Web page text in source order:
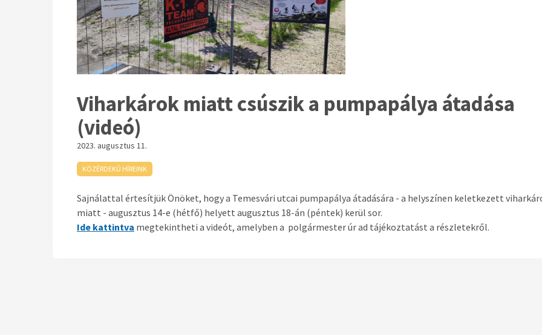
Viharkárok miatt csúszik a pumpapálya átadása
(videó)
2023. augusztus 11.
KÖZÉRDEKŰ HÍREINK
Sajnálattal értesítjük Önöket, hogy a Temesvári utcai pumpapálya átadására - a helyszínen keletkezett
miatt - augusztus 14-e (hétfő) helyett augusztus 18-án (péntek) kerül sor.
Ide kattintva megtekintheti a videót, amelyben a polgármester úr ad tájékoztatást a részletekről.